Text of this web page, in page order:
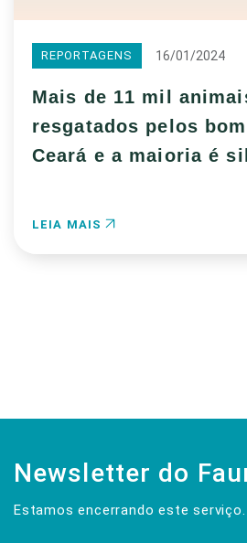
REPORTAGENS 16/01/2024
Mais de 11 mil
resgatados pelos
Ceará e a maioria é
LEIA MAIS
Newsletter do
Estamos encerrando este serviço.